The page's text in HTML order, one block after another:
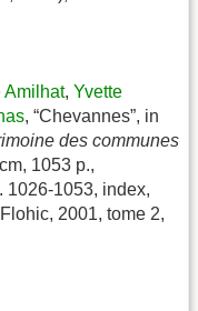
Amilhat, Yvette
, “Chevannes”, in
des communes
1053 p.,
1026-1053, index,
2001, tome 2,